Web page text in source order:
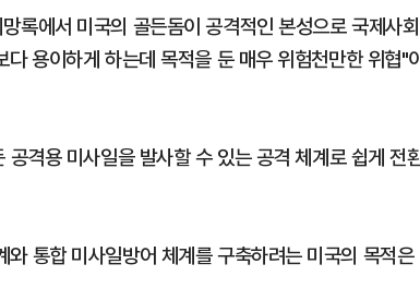
록에서 미국의 골든돔이 공격적인 본성으로 국제사회
용이하게 하는데 목적을 둔 매우 위험천만한 위협"
격용 미사일을 발사할 수 있는 공격 체계로 쉽게 전
통합 미사일방어 체계를 구축하려는 미국의 목적은